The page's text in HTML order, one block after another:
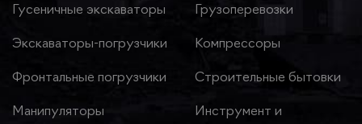
Гусеничные экскаваторы
Экскаваторы-погрузчики
Фронтальные погрузчики
Манипуляторы
Грузоперевозки
Компрессоры
Строительные бытовки
Инструмент и